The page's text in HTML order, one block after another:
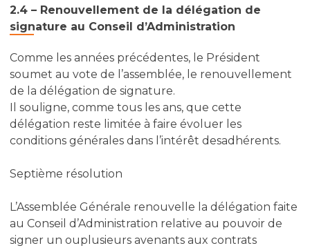
2.4 – Renouvellement de la délégation de
signature au Conseil d’Administration
Comme les années précédentes, le Président
soumet au vote de l’assemblée, le renouvellement
de la délégation de signature.
Il souligne, comme tous les ans, que cette
délégation reste limitée à faire évoluer les
conditions générales dans l’intérêt desadhérents.
Septième résolution
L’Assemblée Générale renouvelle la délégation faite
au Conseil d’Administration relative au pouvoir de
signer un ouplusieurs avenants aux contrats